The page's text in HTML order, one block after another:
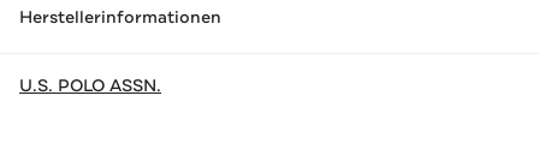
Herstellerinformationen
U.S. POLO ASSN.